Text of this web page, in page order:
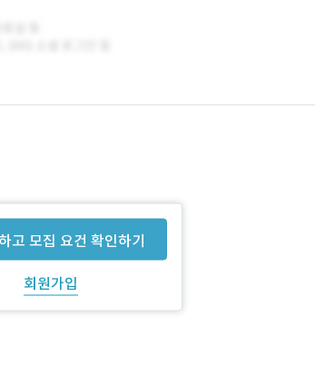
고 모집 요건 확인하기
회원가입